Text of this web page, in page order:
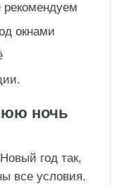
окнами
ночь
год так,
все условия.